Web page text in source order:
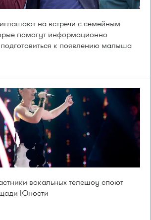
на встречи с семейным
помогут информационно
к появлению малыша
вокальных телешоу споют
Юности